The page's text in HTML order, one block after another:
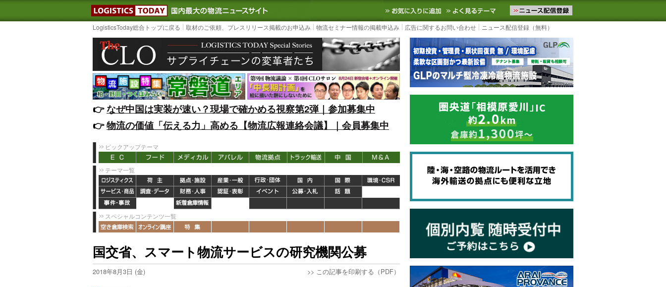
LOGISTICS TODAY｜国内最大の物流ニュースサイト3PL, SCMなど国内外の最新の物流ニュースをお届けします。物流ニュースメール配信を登録す
お気に入りに追加 よく見るテーマ
LogisticsToday総合トップに戻る 取材のご依頼、プレスリリース掲載のお申込み 物流セミナー情報の掲載申込み 広告に関するお問い合わせ ニュース配信登録（無料）
👉️なぜ中国は実装が速い？現場で確かめる視察第2弾｜参加募集中
👉️物流の価値「伝える力」高める【物流広報連絡会議】｜会員募集中
ピックアップテーマ
テーマ一覧
スペシャルコンテンツ一覧
国交省、スマート物流サービスの研究機関公募
2018年8月3日 (金) >> この記事を印刷する（PDF）